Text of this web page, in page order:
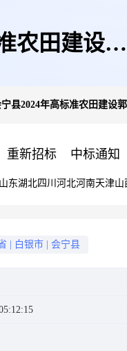
农田建设郭
县2024年高标准农田建设
重新招标 中标通知
山东湖北四川 河北河南天津山
白银市 会宁县